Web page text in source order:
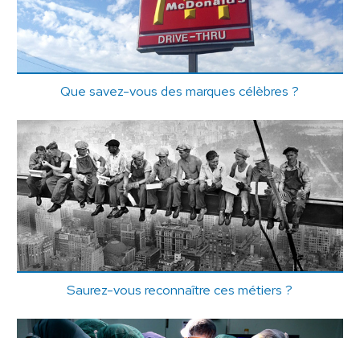
Que savez-vous des marques célèbres ?
Saurez-vous reconnaître ces métiers ?